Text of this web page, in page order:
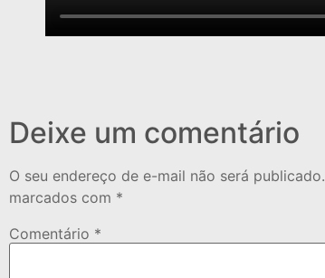
Deixe um comentário
O seu endereço de e-mail não será publicado.
marcados com *
Comentário *